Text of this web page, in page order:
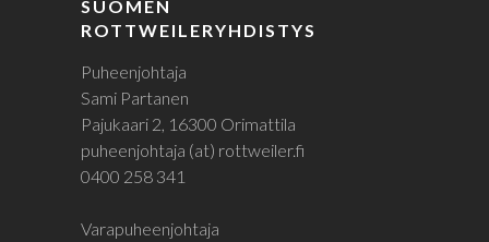
SUOMEN
ROTTWEILERYHDISTYS
Puheenjohtaja
Sami Partanen
Pajukaari 2, 16300 Orimattila
puheenjohtaja (at) rottweiler.fi
0400 258 341
Varapuheenjohtaja